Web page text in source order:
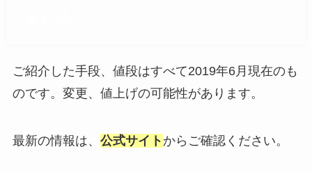
ご紹介した手段、値段はすべて2019年6月現在のも
のです。変更、値上げの可能性があります。
最新の情報は、 公式サイト からご確認ください。